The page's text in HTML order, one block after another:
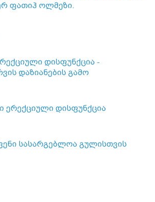
ფათიჰ ოლმეზი.
დისფუნქცია -
დაზიანების გამო
ერექციული დისფუნქცია
სასარგებლოა გულისთვის